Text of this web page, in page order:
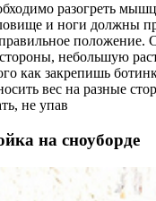
разогреть
и ноги должны
положение.
небольшую
как закрепишь
вес на разные
не упав
на сноуборде